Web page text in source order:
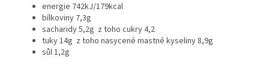
energie 742kJ/179kcal
bílkoviny 7,3g
sacharidy 5,2g z toho cukry 4,2
tuky 14g z toho nasycené mastné kyseliny 8,9g
sůl 1,2g